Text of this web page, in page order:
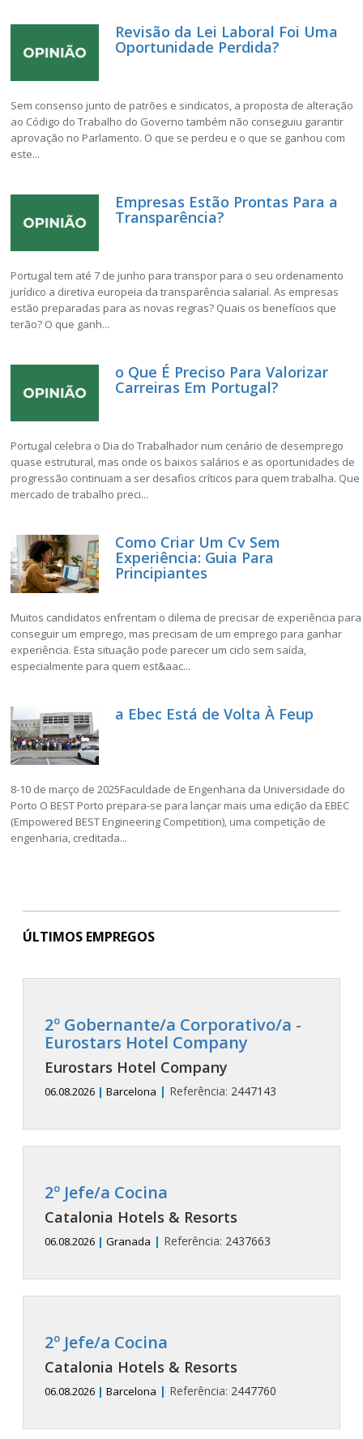
Revisão da Lei Laboral Foi Uma
Oportunidade Perdida?
Sem consenso junto de patrões e sindicatos, a proposta de alteração
ao Código do Trabalho do Governo também não conseguiu garantir
aprovação no Parlamento. O que se perdeu e o que se ganhou com
este...
Empresas Estão Prontas Para a
Transparência?
Portugal tem até 7 de junho para transpor para o seu ordenamento
jurídico a diretiva europeia da transparência salarial. As empresas
estão preparadas para as novas regras? Quais os benefícios que
terão? O que ganh...
o Que É Preciso Para Valorizar
Carreiras Em Portugal?
Portugal celebra o Dia do Trabalhador num cenário de desemprego
quase estrutural, mas onde os baixos salários e as oportunidades de
progressão continuam a ser desafios críticos para quem trabalha. Que
mercado de trabalho preci...
Como Criar Um Cv Sem
Experiência: Guia Para
Principiantes
Muitos candidatos enfrentam o dilema de precisar de experiência para
conseguir um emprego, mas precisam de um emprego para ganhar
experiência. Esta situação pode parecer um ciclo sem saída,
especialmente para quem est&aac...
a Ebec Está de Volta À Feup
8-10 de março de 2025Faculdade de Engenharia da Universidade do
Porto O BEST Porto prepara-se para lançar mais uma edição da EBEC
(Empowered BEST Engineering Competition), uma competição de
engenharia, creditada...
ÚLTIMOS EMPREGOS
2º Gobernante/a Corporativo/a -
Eurostars Hotel Company
Eurostars Hotel Company
06.08.2026 | Barcelona | Referência: 2447143
2º Jefe/a Cocina
Catalonia Hotels & Resorts
06.08.2026 | Granada | Referência: 2437663
2º Jefe/a Cocina
Catalonia Hotels & Resorts
06.08.2026 | Barcelona | Referência: 2447760